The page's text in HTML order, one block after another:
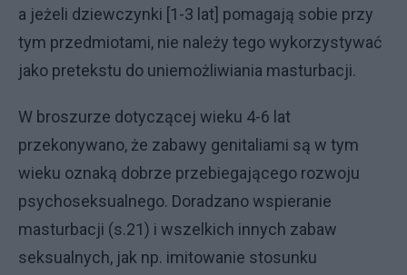
a jeżeli dziewczynki [1-3 lat] pomagają sobie przy
tym przedmiotami, nie należy tego wykorzystywać
jako pretekstu do uniemożliwiania masturbacji.
W broszurze dotyczącej wieku 4-6 lat
przekonywano, że zabawy genitaliami są w tym
wieku oznaką dobrze przebiegającego rozwoju
psychoseksualnego. Doradzano wspieranie
masturbacji (s.21) i wszelkich innych zabaw
seksualnych, jak np. imitowanie stosunku